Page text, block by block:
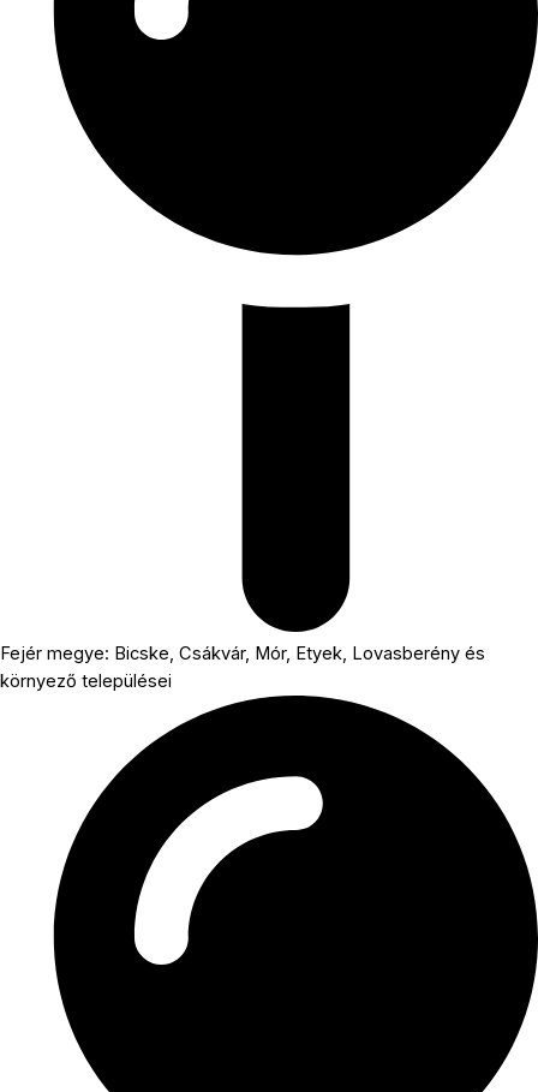
Fejér megye: Bicske, Csákvár, Mór, Etyek, Lovasberény és
környező települései